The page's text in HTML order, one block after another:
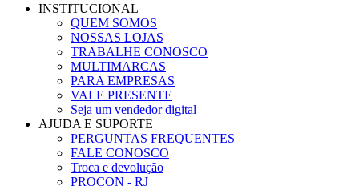
INSTITUCIONAL
QUEM SOMOS
NOSSAS LOJAS
TRABALHE CONOSCO
MULTIMARCAS
PARA EMPRESAS
VALE PRESENTE
Seja um vendedor digital
AJUDA E SUPORTE
PERGUNTAS FREQUENTES
FALE CONOSCO
Troca e devolução
PROCON - RJ